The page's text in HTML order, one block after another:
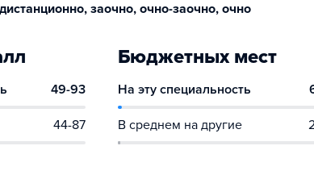
заочно, очно-заочно, очно
49-93
44-87
Бюджетных мест
На эту специальность
В среднем на другие